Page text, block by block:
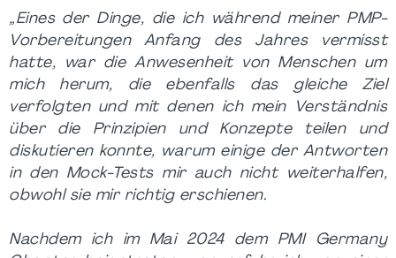
„Eines der Dinge, die ich während meiner PMP-
Vorbereitungen Anfang des Jahres vermisst
hatte, war die Anwesenheit von Menschen um
mich herum, die ebenfalls das gleiche Ziel
verfolgten und mit denen ich mein Verständnis
über die Prinzipien und Konzepte teilen und
diskutieren konnte, warum einige der Antworten
in den Mock-Tests mir auch nicht weiterhalfen,
obwohl sie mir richtig erschienen.
Nachdem ich im Mai 2024 dem PMI Germany